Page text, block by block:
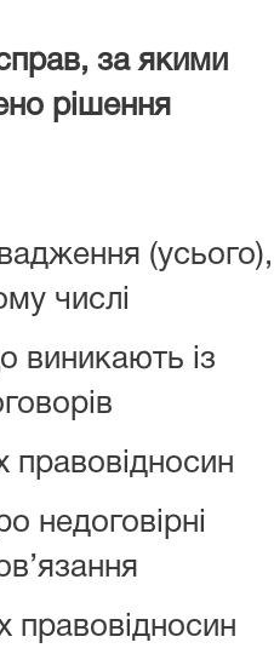
справ, за якими
рішення
(усього),
числі
виникають із
правовідносин
недоговірні
правовідносин